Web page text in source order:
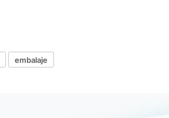
embalaje